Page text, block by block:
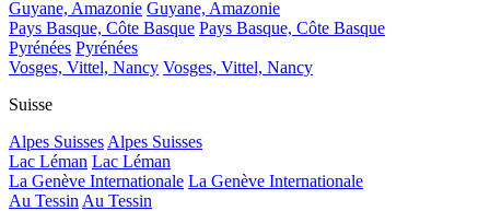
Guyane, Amazonie Guyane, Amazonie
Pays Basque, Côte Basque Pays Basque, Côte Basque
Pyrénées Pyrénées
Vosges, Vittel, Nancy Vosges, Vittel, Nancy
Suisse
Alpes Suisses Alpes Suisses
Lac Léman Lac Léman
La Genève Internationale La Genève Internationale
Au Tessin Au Tessin